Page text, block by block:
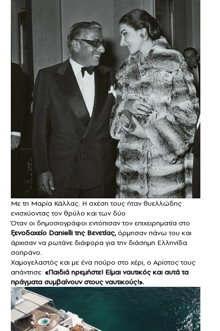
Με τη Μαρία Κάλλας. Η σχέση τους ήταν θυελλώδης
ενισχύοντας τον θρύλο και των δύο
Όταν οι δημοσιογράφοι εντόπισαν τον επιχειρηματία στο
ξενοδοχείο Danielli της Βενετίας,όρμησαν πάνω του και
άρχισαν να ρωτάνε διάφορα για την διάσημη Ελληνίδα
σοπράνο.
Χαμογελαστός και με ένα πούρο στο χέρι, ο Αρίστος τους
απάντησε: «Παιδιά ηρεμήστε! Είμαι ναυτικός και αυτά τα
πράγματα συμβαίνουν στους ναυτικούς!».